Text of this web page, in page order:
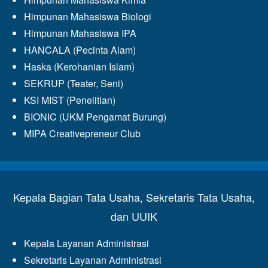
Himpunan Mahasiswa Biologi
Himpunan Mahasiswa IPA
HANCALA (Pecinta Alam)
Haska (Kerohanian Islam)
SEKRUP (Teater, Seni)
KSI MIST (Penelitian)
BIONIC (UKM Pengamat Burung)
MIPA Creativepreneur Club
Kepala Bagian Tata Usaha, Sekretaris Tata Usaha,
dan UUIK
Kepala Layanan Administrasi
Sekretaris Layanan Administrasi